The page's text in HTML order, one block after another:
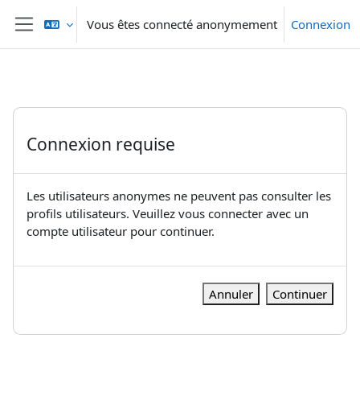
Passer au contenu principal
Panneau latéral
Vous êtes connecté anonymement Connexion
Connexion requise
Les utilisateurs anonymes ne peuvent pas consulter les
profils utilisateurs. Veuillez vous connecter avec un
compte utilisateur pour continuer.
Annuler Continuer